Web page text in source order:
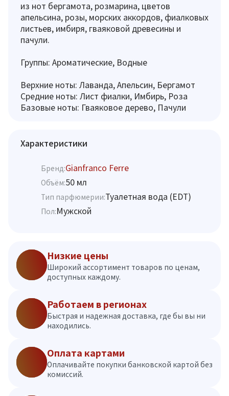
из нот бергамота, розмарина, цветов
апельсина, розы, морских аккордов, фиалковых
листьев, имбиря, гваяковой древесины и
пачули.
Группы: Ароматические, Водные
Верхние ноты: Лаванда, Апельсин, Бергамот
Средние ноты: Лист фиалки, Имбирь, Роза
Базовые ноты: Гваяковое дерево, Пачули
Характеристики
Бренд:Gianfranco Ferre
Объём:50 мл
Тип парфюмерии:Туалетная вода (EDT)
Пол:Мужской
Низкие цены
Широкий ассортимент товаров по ценам,
доступных каждому.
Работаем в регионах
Быстрая и надежная доставка, где бы вы ни
находились.
Оплата картами
Оплачивайте покупки банковской картой без
комиссий.